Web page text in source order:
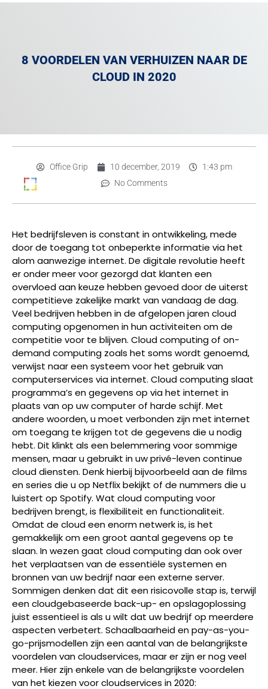
8 VOORDELEN VAN VERHUIZEN NAAR DE
CLOUD IN 2020
Office Grip 10 december, 2019
1:43 pm
No Comments
Het bedrijfsleven is constant in ontwikkeling, mede
door de toegang tot onbeperkte informatie via het
alom aanwezige internet. De digitale revolutie heeft
er onder meer voor gezorgd dat klanten een
overvloed aan keuze hebben gevoed door de uiterst
competitieve zakelijke markt van vandaag de dag.
Veel bedrijven hebben in de afgelopen jaren cloud
computing opgenomen in hun activiteiten om de
competitie voor te blijven. Cloud computing of on-
demand computing zoals het soms wordt genoemd,
verwijst naar een systeem voor het gebruik van
computerservices via internet. Cloud computing slaat
programma’s en gegevens op via het internet in
plaats van op uw computer of harde schijf. Met
andere woorden, u moet verbonden zijn met internet
om toegang te krijgen tot de gegevens die u nodig
hebt. Dit klinkt als een belemmering voor sommige
mensen, maar u gebruikt in uw privé-leven continue
cloud diensten. Denk hierbij bijvoorbeeld aan de films
en series die u op Netflix bekijkt of de nummers die u
luistert op Spotify. Wat cloud computing voor
bedrijven brengt, is flexibiliteit en functionaliteit.
Omdat de cloud een enorm netwerk is, is het
gemakkelijk om een groot aantal gegevens op te
slaan. In wezen gaat cloud computing dan ook over
het verplaatsen van de essentiële systemen en
bronnen van uw bedrijf naar een externe server.
Sommigen denken dat dit een risicovolle stap is, terwijl
een cloudgebaseerde back-up- en opslagoplossing
juist essentieel is als u wilt dat uw bedrijf op meerdere
aspecten verbetert. Schaalbaarheid en pay-as-you-
go-prijsmodellen zijn een aantal van de belangrijkste
voordelen van cloudservices, maar er zijn er nog veel
meer. Hier zijn enkele van de belangrijkste voordelen
van het kiezen voor cloudservices in 2020: